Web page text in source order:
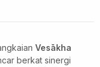
Vesākha
berkat sinergi